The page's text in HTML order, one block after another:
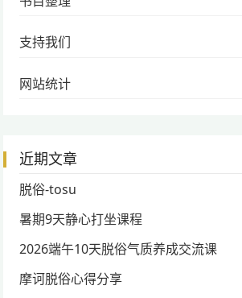
支持我们
网站统计
近期文章
脱俗-tosu
暑期9天静心打坐课程
2026端午10天脱俗气质养成交流课
摩诃脱俗心得分享